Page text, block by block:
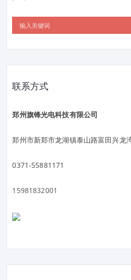
联系方式
郑州旗锋光电科技有限公司
郑州市新郑市龙湖镇泰山路富田兴龙
0371-55881171
15981832001